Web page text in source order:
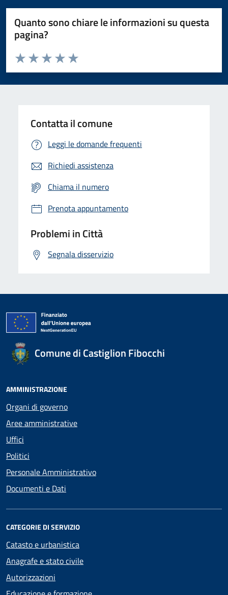
Quanto sono chiare le informazioni su questa
pagina?
Domanda
Valuta da 1 a 5 stelle la pagina
Valuta 5 stelle su 5
Valuta 4 stelle su 5
Valuta 3 stelle su 5
Valuta 2 stelle su 5
Valuta 1 stelle su 5
Contatta il comune
Leggi le domande frequenti
Richiedi assistenza
Chiama il numero
Prenota appuntamento
Problemi in Città
Segnala disservizio
Comune di Castiglion Fibocchi
AMMINISTRAZIONE
Organi di governo
Aree amministrative
Uffici
Politici
Personale Amministrativo
Documenti e Dati
CATEGORIE DI SERVIZIO
Catasto e urbanistica
Anagrafe e stato civile
Autorizzazioni